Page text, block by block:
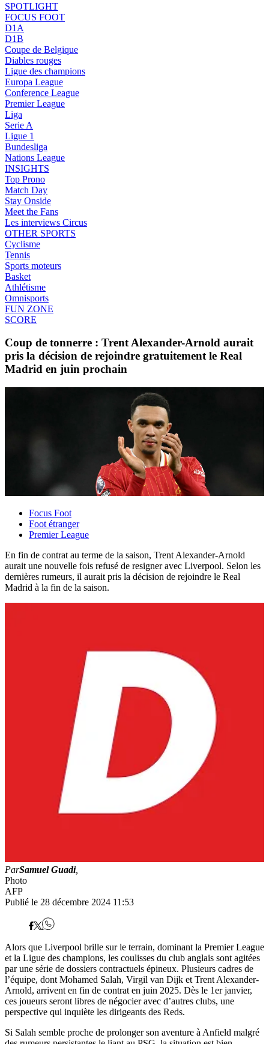
SPOTLIGHT
FOCUS FOOT
D1A
D1B
Coupe de Belgique
Diables rouges
Ligue des champions
Europa League
Conference League
Premier League
Liga
Serie A
Ligue 1
Bundesliga
Nations League
INSIGHTS
Top Prono
Match Day
Stay Onside
Meet the Fans
Les interviews Circus
OTHER SPORTS
Cyclisme
Tennis
Sports moteurs
Basket
Athlétisme
Omnisports
FUN ZONE
SCORE
Coup de tonnerre : Trent Alexander-Arnold aurait
pris la décision de rejoindre gratuitement le Real
Madrid en juin prochain
Focus Foot
Foot étranger
Premier League
En fin de contrat au terme de la saison, Trent Alexander-Arnold
aurait une nouvelle fois refusé de resigner avec Liverpool. Selon les
dernières rumeurs, il aurait pris la décision de rejoindre le Real
Madrid à la fin de la saison.
ParSamuel Guadi,
Photo
AFP
Publié le 28 décembre 2024 11:53
Alors que Liverpool brille sur le terrain, dominant la Premier League
et la Ligue des champions, les coulisses du club anglais sont agitées
par une série de dossiers contractuels épineux. Plusieurs cadres de
l’équipe, dont Mohamed Salah, Virgil van Dijk et Trent Alexander-
Arnold, arrivent en fin de contrat en juin 2025. Dès le 1er janvier,
ces joueurs seront libres de négocier avec d’autres clubs, une
perspective qui inquiète les dirigeants des Reds.
Si Salah semble proche de prolonger son aventure à Anfield malgré